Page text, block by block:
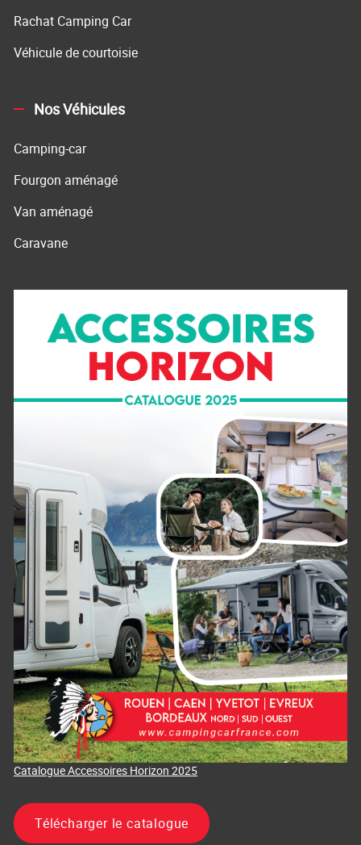
Rachat Camping Car
Véhicule de courtoisie
Nos Véhicules
Camping-car
Fourgon aménagé
Van aménagé
Caravane
Catalogue Accessoires Horizon 2025
Télécharger le catalogue